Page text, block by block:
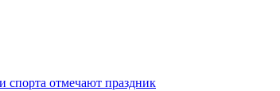
отмечают праздник